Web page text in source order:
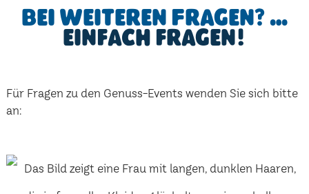
Bei weiteren Fragen? …
einfach fragen!
Für Fragen zu den Genuss-Events wenden Sie sich bitte
an: